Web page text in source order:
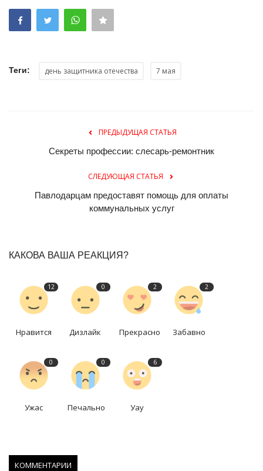
Теги: день защитника отечества 7 мая
ПРЕДЫДУЩАЯ СТАТЬЯ
Секреты профессии: слесарь-ремонтник
СЛЕДУЮЩАЯ СТАТЬЯ
Павлодарцам предоставят помощь для оплаты
коммунальных услуг
КАКОВА ВАША РЕАКЦИЯ?
12
Нравится
0
Дизлайк
2
Прекрасно
2
Забавно
0
Ужас
0
Печально
6
Уау
КОММЕНТАРИИ